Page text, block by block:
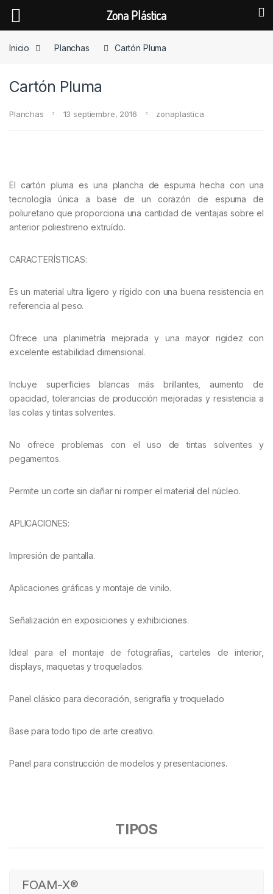
Inicio
Planchas Cartón Pluma
Cartón Pluma
Planchas 13 septiembre, 2016 zonaplastica
El cartón pluma es una plancha de espuma hecha con una
tecnología única a base de un corazón de espuma de
poliuretano que proporciona una cantidad de ventajas sobre el
anterior poliestireno extruído.
CARACTERÍSTICAS:
Es un material ultra ligero y rígido con una buena resistencia en
referencia al peso.
Ofrece una planimetría mejorada y una mayor rigidez con
excelente estabilidad dimensional.
Incluye superficies blancas más brillantes, aumento de
opacidad, tolerancias de producción mejoradas y resistencia a
las colas y tintas solventes.
No ofrece problemas con el uso de tintas solventes y
pegamentos.
Permite un corte sin dañar ni romper el material del núcleo.
APLICACIONES:
Impresión de pantalla.
Aplicaciones gráficas y montaje de vinilo.
Señalización en exposiciones y exhibiciones.
Ideal para el montaje de fotografías, carteles de interior,
displays, maquetas y troquelados.
Panel clásico para decoración, serigrafía y troquelado
Base para todo tipo de arte creativo.
Panel para construcción de modelos y presentaciones.
TIPOS
FOAM-X®
Zona Plástica